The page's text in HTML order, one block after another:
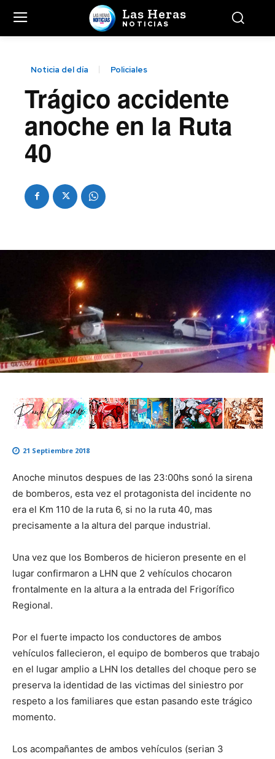
Las Heras
NOTICIAS
Noticia del día Policiales
Trágico accidente
anoche en la Ruta
40
21 Septiembre 2018
Anoche minutos despues de las 23:00hs sonó la sirena
de bomberos, esta vez el protagonista del incidente no
era el Km 110 de la ruta 6, si no la ruta 40, mas
precisamente a la altura del parque industrial.
Una vez que los Bomberos de hicieron presente en el
lugar confirmaron a LHN que 2 vehículos chocaron
frontalmente en la altura a la entrada del Frigorífico
Regional.
Por el fuerte impacto los conductores de ambos
vehículos fallecieron, el equipo de bomberos que trabajo
en el lugar amplio a LHN los detalles del choque pero se
preserva la identidad de las victimas del siniestro por
respeto a los familiares que estan pasando este trágico
momento.
Los acompañantes de ambos vehículos (serian 3